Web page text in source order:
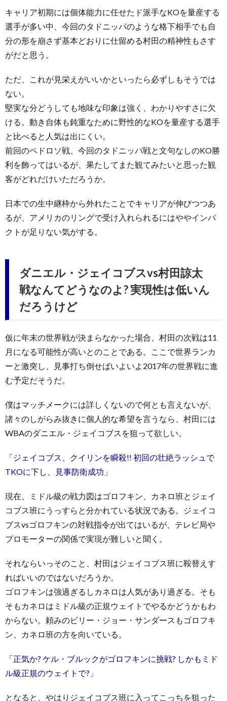
キャリア初期には個体能力に任せたド派手なKOを量産する
選手が多い中、今回のタドニッパのような格下相手でも自
分の形を崩さず基本どおりに仕留める村田の精神性もさす
がだと思う。
ただ、これが見栄えがいいかといったら必ずしもそうでは
ない。
堅実な分どうしても地味な印象は強く、わかりやすさに欠
ける。動き自体も鈍重なために野性的なKOを量産する選手
と比べると人気は出にくい。
前回のペドロソ戦、今回のタドニッパ戦と文句なしのKO勝
利を飾ってはいるが、果たしてまた観てみたいと思った観
客がどれだけいただろうか。
日本での生中継枠から外れたことでキャリアが伸びつつあ
るが、アメリカのリングで受け入れられるにはややインパ
クトが足りない気がする。
ダニエル・ジェイコブスvs村田諒太
戦なんてどうなのよ? 実現性は低いん
だろうけど
仮に年末の世界戦が決まらなかった場合、村田の次戦は11
月になる可能性が高いとのことである。ここで世界ランカ
ーと激突し、見事打ち倒せばいよいよ2017年の世界戦に進
む予定だそうだ。
僕はマッチメークには詳しくないので何とも言えないが、
諸々のしがらみ抜きに個人的な希望を言うなら、村田には
WBAのダニエル・ジェイコブスを狙って欲しい。
「ジェイコブス、クイリンを瞬殺!! 初回の壮絶ラッシュで
TKOに下し、見事防衛成功」
現在、ミドル級の戦力図はゴロフキン、カネロ班とジェイ
コブス班にうっすらと分かれている状況である。ジェイコ
ブスvsゴロフキンの対戦指令が出てはいるが、テレビ局や
プロモーターの関係で実現が難しいと聞く。
それならいっそのこと、村田はジェイコブス班に鞍替えす
ればいいのではないだろうか。
ゴロフキンは強過ぎるしカネロは人気があり過ぎる。そも
そもカネロはミドル級の正規ウェイトでやるかどうかもわ
からない。頼みのビリー・ジョー・サンダースもゴロフキ
ン、カネロ班の方を向いている。
「正気か? ケル・ブルックがゴロフキンに挑戦? しかもミド
ル級正規のウェイトで?」
となると、やはりジェイコブス班に入ってこっちを狙った